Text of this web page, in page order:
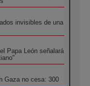
invisibles de una
Papa León señalará
Gaza no cesa: 300